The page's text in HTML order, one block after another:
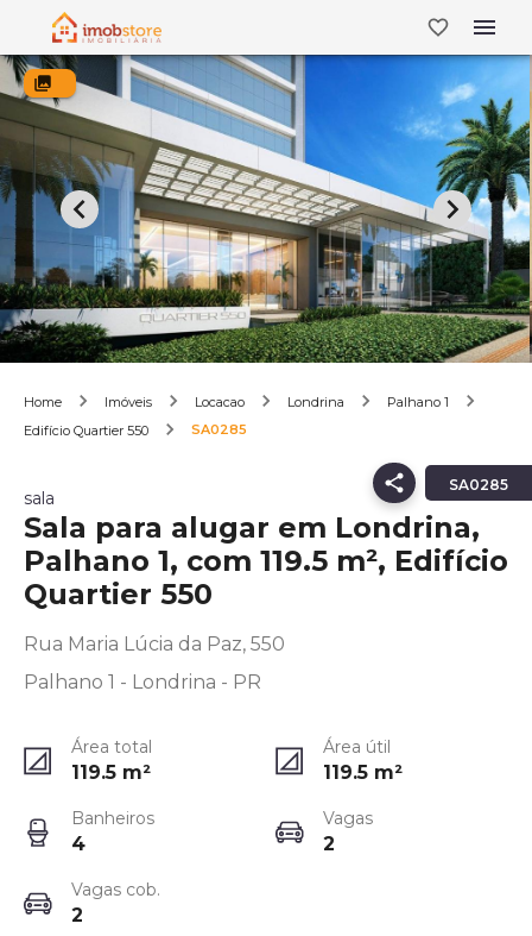
Home Imóveis Locacao Londrina
Palhano 1
Edifício Quartier 550
SA0285
SA0285
sala
Sala para alugar em Londrina,
Palhano 1, com 119.5 m², Edifício
Quartier 550
Rua Maria Lúcia da Paz, 550
Palhano 1 - Londrina - PR
Área total
119.5 m²
Área útil
119.5 m²
Banheiros
4
Vagas
2
Vagas cob.
2